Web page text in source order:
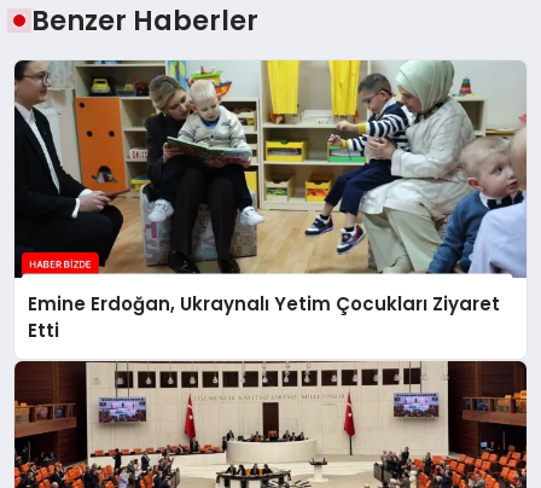
Benzer Haberler
Emine Erdoğan, Ukraynalı Yetim Çocukları Ziyaret
Etti